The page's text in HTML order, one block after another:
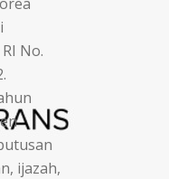
No.
ijazah,